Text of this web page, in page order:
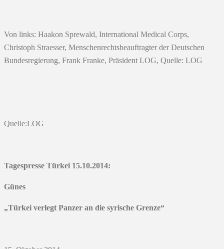
Von links: Haakon Sprewald, International Medical Corps,
Christoph Straesser, Menschenrechtsbeauftragter der Deutschen
Bundesregierung, Frank Franke, Präsident LOG, Quelle: LOG
Quelle:LOG
Tagespresse Türkei 15.10.2014:
Günes
„Türkei verlegt Panzer an die syrische Grenze“